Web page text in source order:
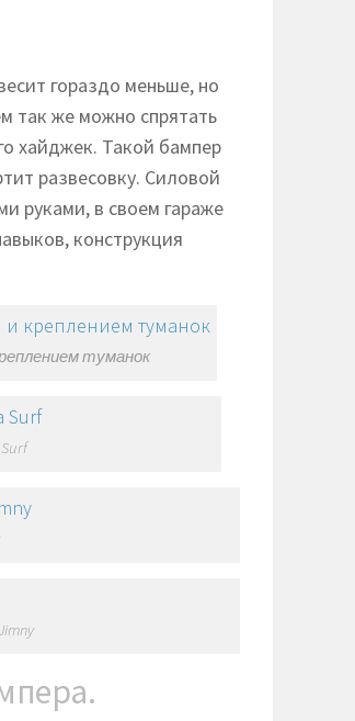
гораздо меньше, но
так же можно спрятать
хайджек. Такой бампер
развесовку. Силовой
руками, в своем гараже
конструкция
туманок